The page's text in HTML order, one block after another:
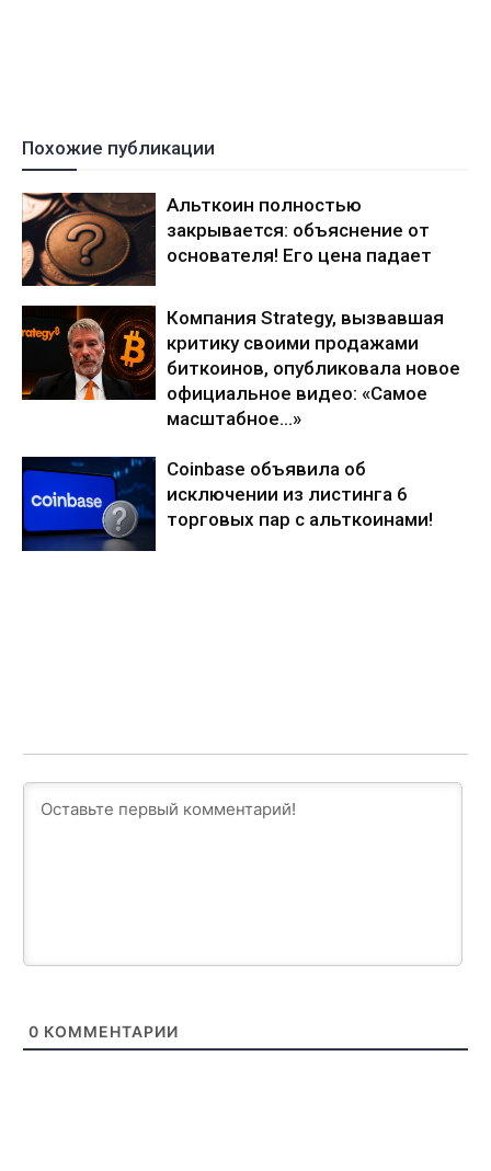
Похожие публикации
Альткоин полностью
закрывается: объяснение от
основателя! Его цена падает
Компания Strategy, вызвавшая
критику своими продажами
биткоинов, опубликовала новое
официальное видео: «Самое
масштабное…»
Coinbase объявила об
исключении из листинга 6
торговых пар с альткоинами!
0 КОММЕНТАРИИ